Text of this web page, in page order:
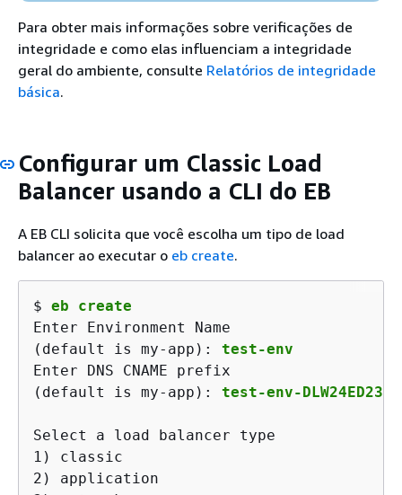
Para obter mais informações sobre verificações de
integridade e como elas influenciam a integridade
geral do ambiente, consulte Relatórios de integridade
básica.
Configurar um Classic Load
Balancer usando a CLI do EB
A EB CLI solicita que você escolha um tipo de load
balancer ao executar o eb create.
$ eb create
Enter Environment Name
(default is my-app): test-env
Enter DNS CNAME prefix
(default is my-app): test-env-DLW24ED23SF
Select a load balancer type
1) classic
2) application